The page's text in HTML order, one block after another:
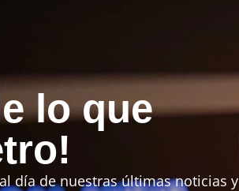
lo que
día de nuestras últimas noticias y